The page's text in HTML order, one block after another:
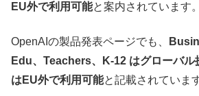
EU外で利用可能と案内されています。
OpenAIの製品発表ページでも、
Edu、Teachers、K-12 はグローバ
はEU外で利用可能と記載されていま